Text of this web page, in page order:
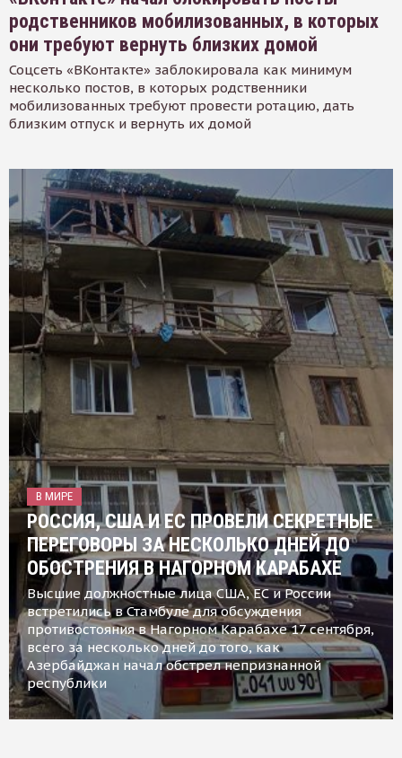
родственников мобилизованных, в которых
они требуют вернуть близких домой
Соцсеть «ВКонтакте» заблокировала как минимум
несколько постов, в которых родственники
мобилизованных требуют провести ротацию, дать
близким отпуск и вернуть их домой
В МИРЕ
РОССИЯ, США И ЕС ПРОВЕЛИ СЕКРЕТНЫЕ
ПЕРЕГОВОРЫ ЗА НЕСКОЛЬКО ДНЕЙ ДО
ОБОСТРЕНИЯ В НАГОРНОМ КАРАБАХЕ
Высшие должностные лица США, ЕС и России
встретились в Стамбуле для обсуждения
противостояния в Нагорном Карабахе 17 сентября,
всего за несколько дней до того, как
Азербайджан начал обстрел непризнанной
республики